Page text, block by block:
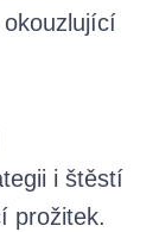
okouzlující
i štěstí
prožitek.